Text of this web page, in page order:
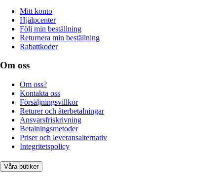
Mitt konto
Hjälpcenter
Följ min beställning
Returnera min beställning
Rabattkoder
Om oss
Om oss?
Kontakta oss
Försäljningsvillkor
Returer och återbetalningar
Ansvarsfriskrivning
Betalningsmetoder
Priser och leveransalternativ
Integritetspolicy
Våra butiker